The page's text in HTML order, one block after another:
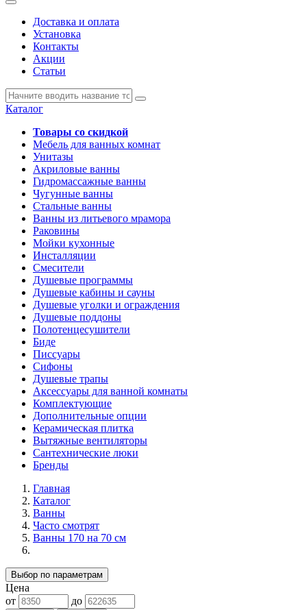
Доставка и оплата
Установка
Контакты
Акции
Статьи
Каталог
Товары со скидкой
Мебель для ванных комнат
Унитазы
Акриловые ванны
Гидромассажные ванны
Чугунные ванны
Стальные ванны
Ванны из литьевого мрамора
Раковины
Мойки кухонные
Инсталляции
Смесители
Душевые программы
Душевые кабины и сауны
Душевые уголки и ограждения
Душевые поддоны
Полотенцесушители
Биде
Писсуары
Сифоны
Душевые трапы
Аксессуары для ванной комнаты
Комплектующие
Дополнительные опции
Керамическая плитка
Вытяжные вентиляторы
Сантехнические люки
Бренды
Главная
Каталог
Ванны
Часто смотрят
Ванны 170 на 70 см
Выбор по параметрам
Цена
от
до